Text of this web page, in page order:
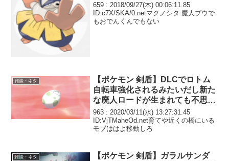
659 : 2018/09/27(木) 00:06:11.85
ID:c7X/SKA/0.netマクノシタ 魔人ブウで
もおでんくんでもない
雑談・ネタ
【ポケモン 剣盾】DLCでロトム
自転車強化されるみたいだし新た
な廃人ロードが生まれても不思議
ではないな
963 : 2020/03/11(水) 13:27:31.45
ID:VjTMaheOd.net育てや近くの橋にいる
モブははよ移動しろ
雑談・ネタ
【ポケモン 剣盾】ガラルサンダ